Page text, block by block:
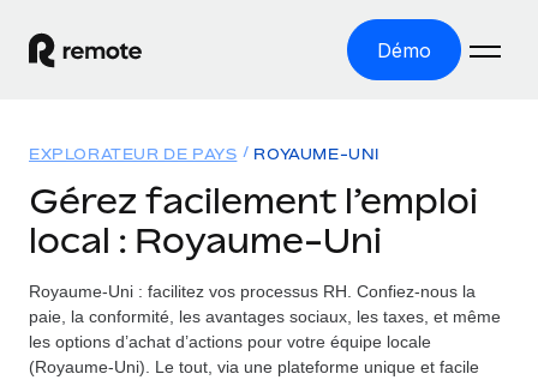
Démo
EMPLOI À L’INTERNATIONAL
Paie multipays
Gérez la paie facilement et en toute conformité
Employer of record
Solutions
COUVERTURE MONDIALE
Explorateur de pays
Toutes les informations sur l’emploi à l’international,
Ressources
OUTILS & CALCULATEURS
Tarification
EXPLORATEUR DE PAYS ROYAUME-UNI
Gérez facilement l’emploi
local : Royaume-Uni
Royaume-Uni : facilitez vos processus RH. Confiez-nous la
paie, la conformité, les avantages sociaux, les taxes, et même
les options d’achat d’actions pour votre équipe locale
(Royaume-Uni). Le tout, via une plateforme unique et facile